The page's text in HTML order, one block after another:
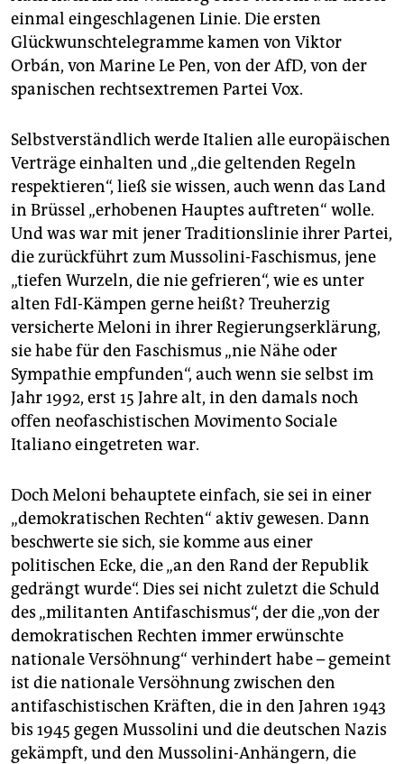
einmal eingeschlagenen Linie. Die ersten
Glückwunschtelegramme kamen von Viktor
Orbán, von Marine Le Pen, von der AfD, von der
spanischen rechtsextremen Partei Vox.
Selbstverständlich werde Italien alle europäischen
Verträge einhalten und „die geltenden Regeln
respektieren“, ließ sie wissen, auch wenn das Land
in Brüssel „erhobenen Hauptes auftreten“ wolle.
Und was war mit jener Traditionslinie ihrer Partei,
die zurückführt zum Mussolini-Faschismus, jene
„tiefen Wurzeln, die nie gefrieren“, wie es unter
alten FdI-Kämpen gerne heißt? Treuherzig
versicherte Meloni in ihrer Regierungserklärung,
sie habe für den Faschismus „nie Nähe oder
Sympathie empfunden“, auch wenn sie selbst im
Jahr 1992, erst 15 Jahre alt, in den damals noch
offen neofaschistischen Movimento Sociale
Italiano eingetreten war.
Doch Meloni behauptete einfach, sie sei in einer
„demokratischen Rechten“ aktiv gewesen. Dann
beschwerte sie sich, sie komme aus einer
politischen Ecke, die „an den Rand der Republik
gedrängt wurde“. Dies sei nicht zuletzt die Schuld
des „militanten Antifaschismus“, der die „von der
demokratischen Rechten immer erwünschte
nationale Versöhnung“ verhindert habe – gemeint
ist die nationale Versöhnung zwischen den
antifaschistischen Kräften, die in den Jahren 1943
bis 1945 gegen Mussolini und die deutschen Nazis
gekämpft, und den Mussolini-Anhängern, die